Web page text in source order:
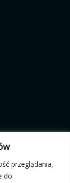
przeglądania,
do